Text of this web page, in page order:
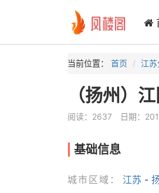
当前位置： 首页 江苏
（扬州）
阅读：2637 日期：
基础信息
城市区域： 江苏 -